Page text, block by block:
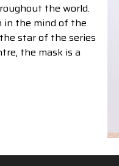
the world.
in the mind of the
star of the series
the mask is a